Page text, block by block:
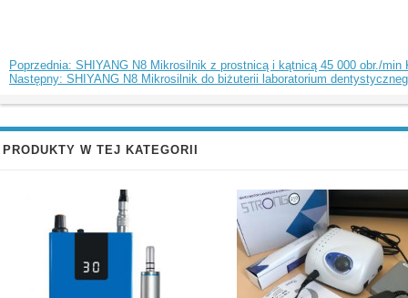
Poprzednia: SHIYANG N8 Mikrosilnik z prostnicą i kątnicą 45 000 obr./min
Następny: SHIYANG N8 Mikrosilnik do biżuterii laboratorium
PRODUKTY W TEJ KATEGORII